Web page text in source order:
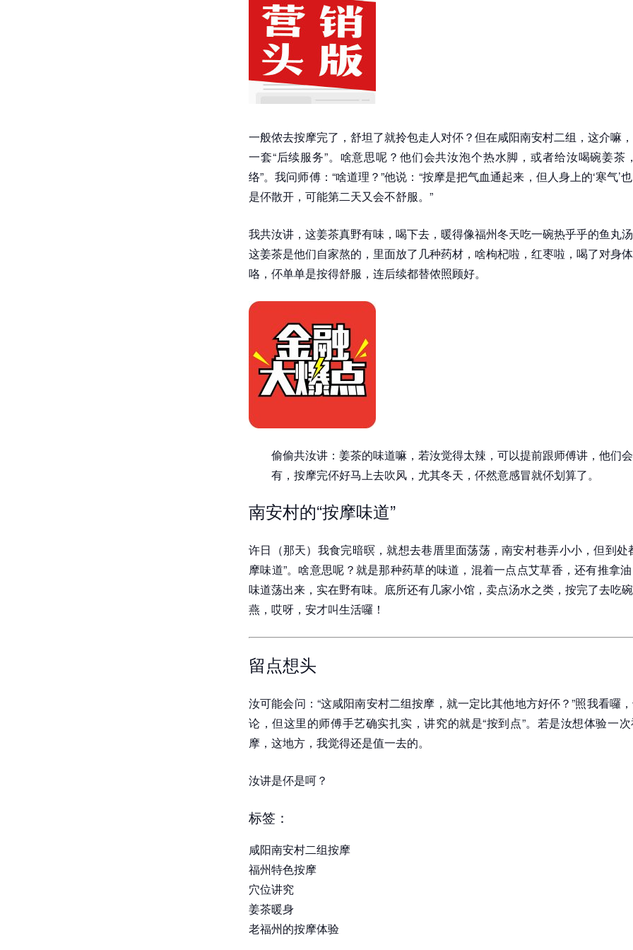
一般侬去按摩完了，舒坦了就拎包走人对伓？但在咸阳南安村二组，这介嘛
一套“后续服务”。啥意思呢？他们会共汝泡个热水脚，或者给汝喝碗姜茶
络”。我问师傅：“啥道理？”他说：“按摩是把气血通起来，但人身上的‘寒气’
是伓散开，可能第二天又会不舒服。”
我共汝讲，这姜茶真野有味，喝下去，暖得像福州冬天吃一碗热乎乎的鱼丸
这姜茶是他们自家熬的，里面放了几种药材，啥枸杞啦，红枣啦，喝了对身
咯，伓单单是按得舒服，连后续都替侬照顾好。
偷偷共汝讲：姜茶的味道嘛，若汝觉得太辣，可以提前跟师傅讲，他们
有，按摩完伓好马上去吹风，尤其冬天，伓然意感冒就伓划算了。
南安村的“按摩味道”
许日（那天）我食完暗暝，就想去巷厝里面荡荡，南安村巷弄小小，但到处
摩味道”。啥意思呢？就是那种药草的味道，混着一点点艾草香，还有推拿
味道荡出来，实在野有味。底所还有几家小馆，卖点汤水之类，按完了去吃
燕，哎呀，安才叫生活囉！
留点想头
汝可能会问：“这咸阳南安村二组按摩，就一定比其他地方好伓？”照我看囉
论，但这里的师傅手艺确实扎实，讲究的就是“按到点”。若是汝想体验一
摩，这地方，我觉得还是值一去的。
汝讲是伓是呵？
标签：
咸阳南安村二组按摩
福州特色按摩
穴位讲究
姜茶暖身
老福州的按摩体验